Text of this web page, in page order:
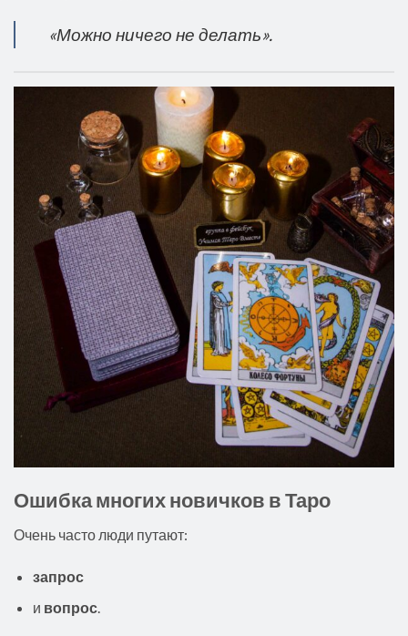
«Можно ничего не делать».
Ошибка многих новичков в Таро
Очень часто люди путают:
запрос
и вопрос.